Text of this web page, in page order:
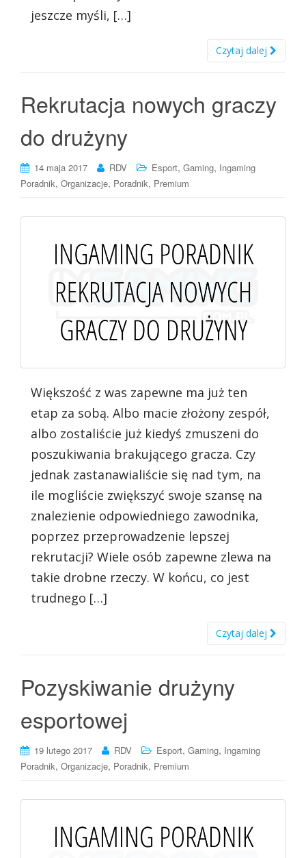
jeszcze myśli, […]
Czytaj dalej
Rekrutacja nowych graczy
do drużyny
14 maja 2017 RDV Esport, Gaming, Ingaming
Poradnik, Organizacje, Poradnik, Premium
Większość z was zapewne ma już ten
etap za sobą. Albo macie złożony zespół,
albo zostaliście już kiedyś zmuszeni do
poszukiwania brakującego gracza. Czy
jednak zastanawialiście się nad tym, na
ile mogliście zwiększyć swoje szansę na
znalezienie odpowiedniego zawodnika,
poprzez przeprowadzenie lepszej
rekrutacji? Wiele osób zapewne zlewa na
takie drobne rzeczy. W końcu, co jest
trudnego […]
Czytaj dalej
Pozyskiwanie drużyny
esportowej
19 lutego 2017 RDV Esport, Gaming, Ingaming
Poradnik, Organizacje, Poradnik, Premium